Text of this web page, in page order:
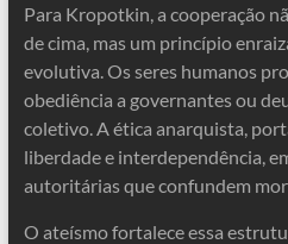
Para Kropotkin, a cooperação
de cima, mas um princípio
evolutiva. Os seres humanos
obediência a governantes ou
coletivo. A ética anarquista,
liberdade e interdependência,
autoritárias que confundem
O ateísmo fortalece essa